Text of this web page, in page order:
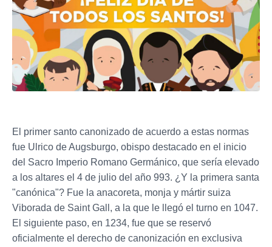
El primer santo canonizado de acuerdo a estas normas
fue Ulrico de Augsburgo, obispo destacado en el inicio
del Sacro Imperio Romano Germánico, que sería elevado
a los altares el 4 de julio del año 993. ¿Y la primera santa
"canónica"? Fue la anacoreta, monja y mártir suiza
Viborada de Saint Gall, a la que le llegó el turno en 1047.
El siguiente paso, en 1234, fue que se reservó
oficialmente el derecho de canonización en exclusiva